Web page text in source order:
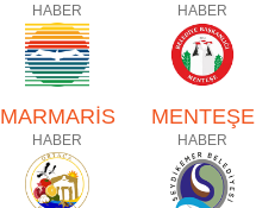
HABER HABER
MARMARİS
HABER
MENTEŞE
HABER